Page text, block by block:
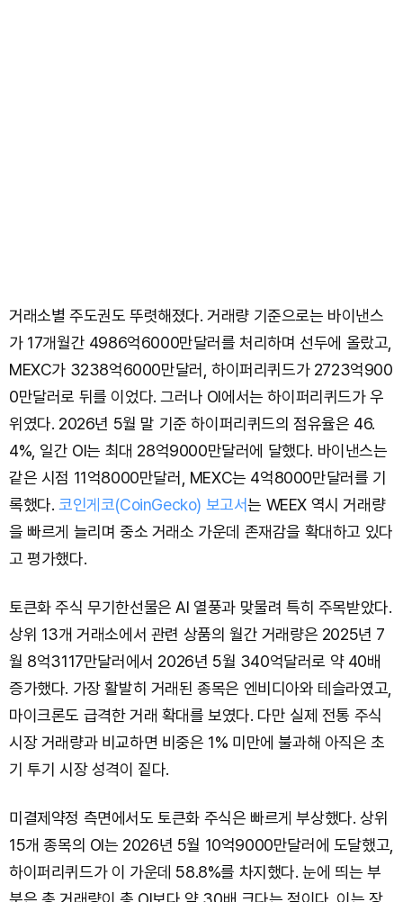
거래소별 주도권도 뚜렷해졌다. 거래량 기준으로는 바이낸스
가 17개월간 4986억6000만달러를 처리하며 선두에 올랐고,
MEXC가 3238억6000만달러, 하이퍼리퀴드가 2723억900
0만달러로 뒤를 이었다. 그러나 OI에서는 하이퍼리퀴드가 우
위였다. 2026년 5월 말 기준 하이퍼리퀴드의 점유율은 46.
4%, 일간 OI는 최대 28억9000만달러에 달했다. 바이낸스는
같은 시점 11억8000만달러, MEXC는 4억8000만달러를 기
록했다. 코인게코(CoinGecko) 보고서는 WEEX 역시 거래량
을 빠르게 늘리며 중소 거래소 가운데 존재감을 확대하고 있다
고 평가했다.
토큰화 주식 무기한선물은 AI 열풍과 맞물려 특히 주목받았다.
상위 13개 거래소에서 관련 상품의 월간 거래량은 2025년 7
월 8억3117만달러에서 2026년 5월 340억달러로 약 40배
증가했다. 가장 활발히 거래된 종목은 엔비디아와 테슬라였고,
마이크론도 급격한 거래 확대를 보였다. 다만 실제 전통 주식
시장 거래량과 비교하면 비중은 1% 미만에 불과해 아직은 초
기 투기 시장 성격이 짙다.
미결제약정 측면에서도 토큰화 주식은 빠르게 부상했다. 상위
15개 종목의 OI는 2026년 5월 10억9000만달러에 도달했고,
하이퍼리퀴드가 이 가운데 58.8%를 차지했다. 눈에 띄는 부